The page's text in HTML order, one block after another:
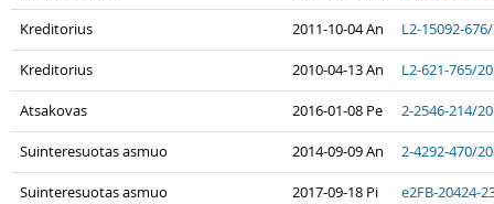
Kreditorius 2011-10-04 An L2-15092-
Kreditorius 2010-04-13 An L2-621-765/
Atsakovas 2016-01-08 Pe 2-2546-214/
Suinteresuotas asmuo 2014-09-09 An 2-4292-470/
Suinteresuotas asmuo 2017-09-18 Pi e2FB-20424-